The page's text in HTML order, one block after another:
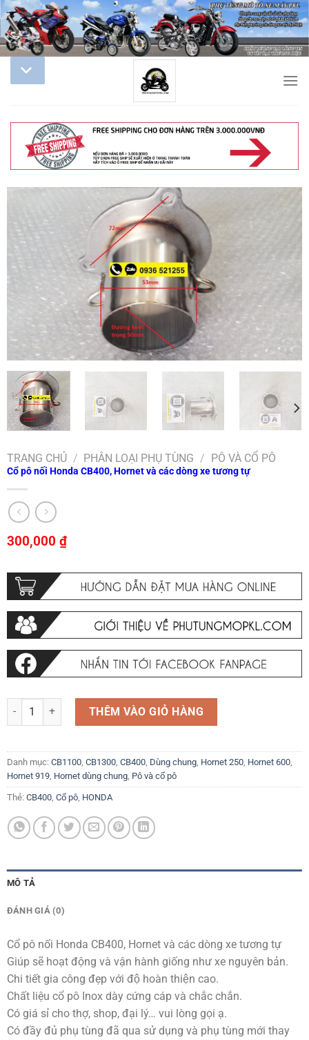
TRANG CHỦ / PHÂN LOẠI PHỤ TÙNG / PÔ VÀ CỔ PÔ
Cổ pô nối Honda CB400, Hornet và các dòng xe tương tự
300,000 ₫
Cổ pô nối Honda CB400, Hornet và các dòng xe tương tự số lượng
THÊM VÀO GIỎ HÀNG
Danh mục: CB1100, CB1300, CB400, Dùng chung, Hornet 250, Hornet 600,
Hornet 919, Hornet dùng chung, Pô và cổ pô
Thẻ: CB400, Cổ pô, HONDA
MÔ TẢ
ĐÁNH GIÁ (0)
Cổ pô nối Honda CB400, Hornet và các dòng xe tương tự
Giúp sẽ hoạt động và vận hành giống như xe nguyên bản.
Chi tiết gia công đẹp với độ hoàn thiện cao.
Chất liệu cổ pô Inox dày cứng cáp và chắc chắn.
Có giá sỉ cho thợ, shop, đại lý… vui lòng gọi ạ.
Có đầy đủ phụ tùng đã qua sử dụng và phụ tùng mới thay